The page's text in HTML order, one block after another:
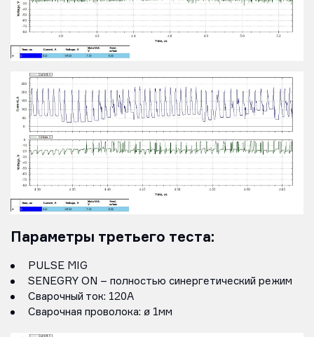
Параметры третьего теста:
PULSE MIG
SENEGRY ON – полностью синергетический режим
Сварочный ток: 120А
Сварочная проволока: ø 1мм